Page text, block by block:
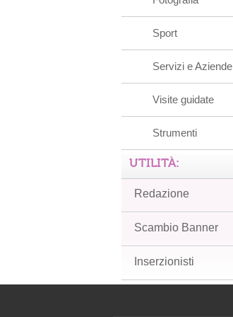
Sport
Servizi e Aziende
Visite guidate
Strumenti
UTILITÀ:
Redazione
Scambio Banner
Inserzionisti